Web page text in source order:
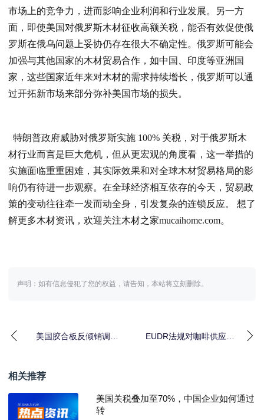
市场上的竞争力，进而影响企业利润和行业发展。另一方
面，即使美国对俄罗斯木材征收高额关税，能否有效促使俄
罗斯在俄乌问题上妥协仍存在很大不确定性。俄罗斯可能会
加强与其他国家的木材贸易合作，如中国、印度等亚洲国
家，这些国家近年来对木材的需求持续增长，俄罗斯可以通
过开拓新市场来部分弥补美国市场的损失。​
特朗普政府威胁对俄罗斯实施 100% 关税，对于俄罗斯木
材行业而言是巨大危机，但从更宏观的角度看，这一举措的
实施面临重重困难，其实际效果和对全球木材贸易格局的影
响仍有待进一步观察。在全球经济相互依存的今天，贸易政
策的变动往往牵一发而动全身，引发复杂的连锁反应。 想了
解更多木材资讯，欢迎关注木材之家mucaihome.com。
声明：如有信息侵犯了您的权益，请告知，本站将立刻删除。
美国胶合板反倾销调查
EUDR法规对咖啡供应链
相关推荐
美国关税叠加至70%，中国企业如何通过
转